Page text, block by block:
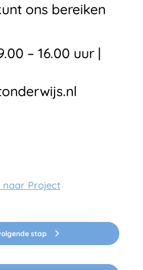
ons bereiken
– 16.00 uur |
naar Project
stap